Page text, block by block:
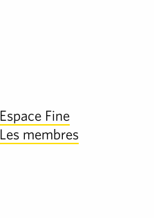
Espace Fine
Les membres